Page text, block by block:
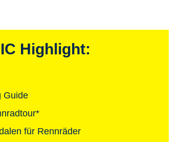
Highlight:
Guide
für Rennräder